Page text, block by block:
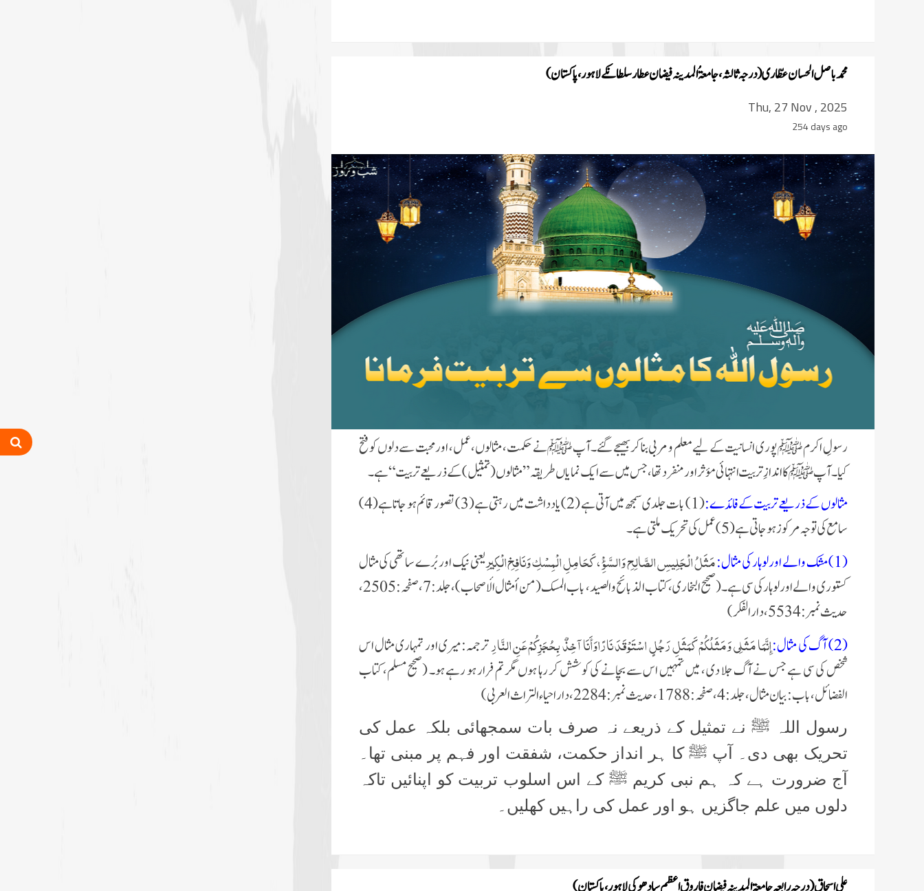
محمد باصل الحسان عطّاری(درجہ ثالثہ، جامعۃُ المدینہ فیضان عطار سلطانکے لاہور ، پاکستان)
Thu, 27 Nov , 2025
254 days ago
رسولِ اکرم ﷺ پوری انسانیت کے لیے معلم و مربی بنا کر بھیجے گئے۔ آپ ﷺ نےحکمت، مثالوں، عمل، اور محبتسے دلوں کو فتح
کیا۔ آپ ﷺ کا اندازِ تربیت انتہائی مؤثر اور منفرد تھا، جس میں سے ایک نمایاں طریقہ ”مثالوں (تمثیل) کے ذریعے تربیت“ ہے۔
مثالوں کے ذریعے تربیت کے فائدے:(1) بات جلدی سمجھ میں آتی ہے (2) یادداشت میں رہتی ہے (3)
تصور قائم ہو جاتا ہے (4)
سامع کی توجہ مرکوز ہو جاتی ہے (5)
عمل کی تحریک ملتی ہے۔
(1) مشک والے اور لوہار کی مثال:
مَثَلُ الْجَلِيسِ الصَّالِحِ وَالسَّوْءِ، كَحَامِلِ الْمِسْكِ وَنَافِخِ الْكِيرِیعنی نیک اور بُرے ساتھی کی مثال
کستوری والے اور لوہار کی سی ہے۔( صحیح البخاری،كتاب الذبائح والصيد،باب المسك (من أمثال الأصحاب)، جلد: 7، صفحہ: 2505
،
حدیث نمبر: 5534، دار الفكر)
(2) آگ کی مثال:
إِنَّمَا مَثَلِي وَمَثَلُكُمْ كَمَثَلِ رَجُلٍ اسْتَوْقَدَ نَارًاوَأَنَا آخِذٌ بِحُجَزِكُمْ عَنِ النَّارِترجمہ: میری اور تمہاری مثال اس
شخص کی سی ہے جس نے آگ جلا دی ، میں تمہیں اس سے بچانے کی کوشش کر رہا ہوں مگر تم فرار ہو رہے ہو۔ (صحیح مسلم،كتاب
الفضائل،باب: بيان مثال،جلد: 4، صفحہ: 1788 ،حدیث نمبر: 2284، دار احياء التراث العربی)
رسول اللہ ﷺ نے تمثیل کے ذریعے نہ صرف بات سمجھائی بلکہ عمل کی
تحریک بھی دی۔ آپ ﷺ کا ہر انداز حکمت، شفقت اور فہم پر مبنی تھا۔
آج ضرورت ہے کہ ہم نبی کریم ﷺ کے اس اسلوب تربیت کو اپنائیں تاکہ
دلوں میں علم جاگزیں ہو اور عمل کی راہیں کھلیں۔
علی اسحاق (درجہ رابعہ جامعۃ المدینہ فیضان فاروق اعظم سادھوکی لاہور ، پاکستان)